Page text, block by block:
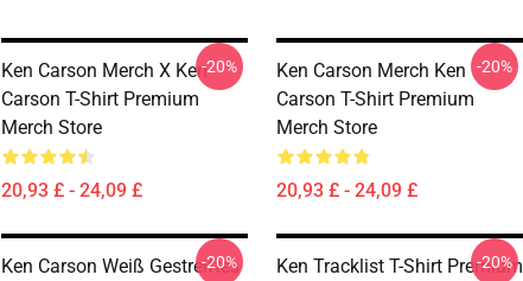
Ken Carson Merch X Ken
Carson T-Shirt Premium
Merch Store
20,93 £ - 24,09 £
-20%
Ken Carson Merch Ken
Carson T-Shirt Premium
Merch Store
20,93 £ - 24,09 £
-20%
Ken Carson Weiß Gestreiftes
-20%
Ken Tracklist T-Shirt Premium
-20%